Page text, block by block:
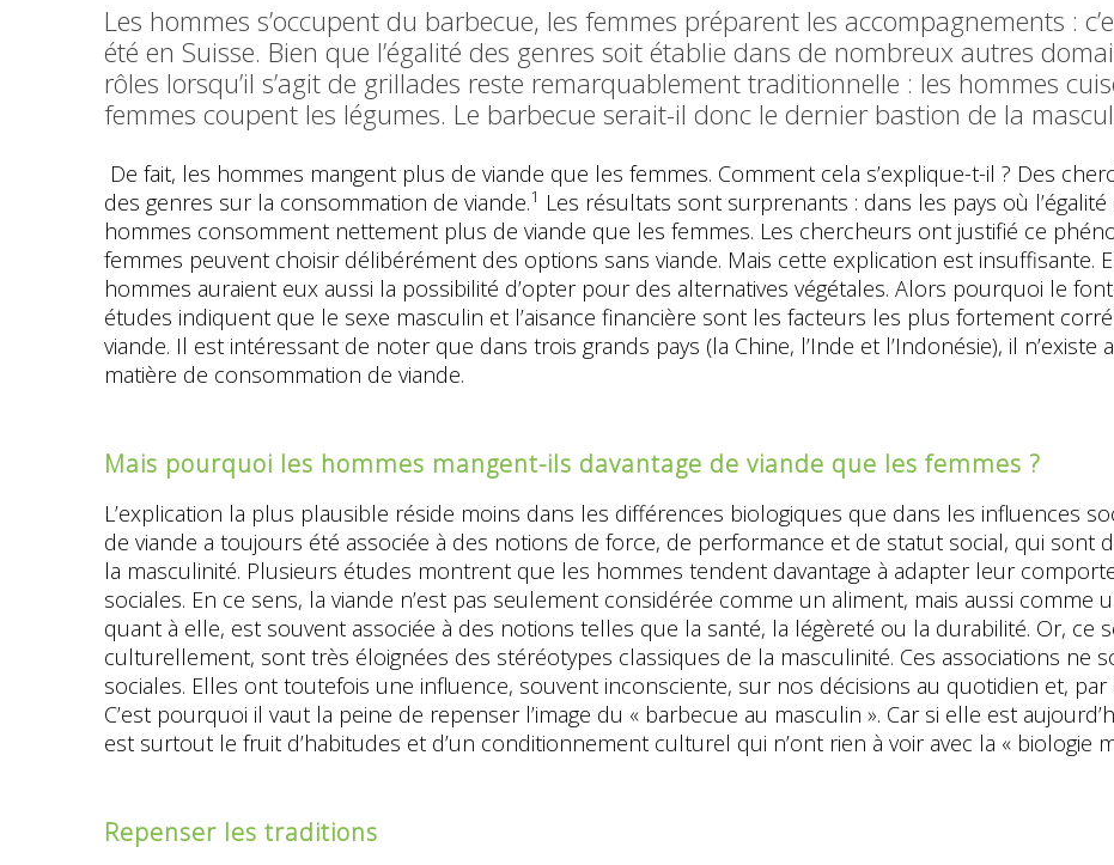
Les hommes s’occupent du barbecue, les femmes préparent les accompagnements :
été en Suisse. Bien que l’égalité des genres soit établie dans de nombreux autres
rôles lorsqu’il s’agit de grillades reste remarquablement traditionnelle : les hommes
femmes coupent les légumes. Le barbecue serait-il donc le dernier bastion de la
De fait, les hommes mangent plus de viande que les femmes. Comment cela s’explique-t-il ? Des
des genres sur la consommation de viande.1 Les résultats sont surprenants : dans les pays où
hommes consomment nettement plus de viande que les femmes. Les chercheurs ont justifié ce
femmes peuvent choisir délibérément des options sans viande. Mais cette explication est insuffisante.
hommes auraient eux aussi la possibilité d’opter pour des alternatives végétales. Alors pourquoi le
études indiquent que le sexe masculin et l’aisance financière sont les facteurs les plus fortement
viande. Il est intéressant de noter que dans trois grands pays (la Chine, l’Inde et l’Indonésie), il
matière de consommation de viande.
Mais pourquoi les hommes mangent-ils davantage de viande que les femmes ?
L’explication la plus plausible réside moins dans les différences biologiques que dans les influences
de viande a toujours été associée à des notions de force, de performance et de statut social, qui sont
la masculinité. Plusieurs études montrent que les hommes tendent davantage à adapter leur
sociales. En ce sens, la viande n’est pas seulement considérée comme un aliment, mais aussi comme
quant à elle, est souvent associée à des notions telles que la santé, la légèreté ou la durabilité. Or, ce
culturellement, sont très éloignées des stéréotypes classiques de la masculinité. Ces associations ne
sociales. Elles ont toutefois une influence, souvent inconsciente, sur nos décisions au quotidien et,
C’est pourquoi il vaut la peine de repenser l’image du « barbecue au masculin ». Car si elle est
est surtout le fruit d’habitudes et d’un conditionnement culturel qui n’ont rien à voir avec la « biologie
Repenser les traditions